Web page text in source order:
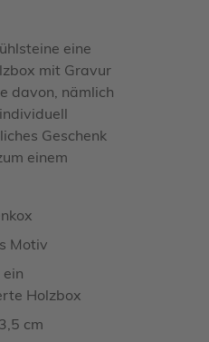
eine
mit Gravur
davon, nämlich
Geschenk
einem
Motiv
Holzbox
cm